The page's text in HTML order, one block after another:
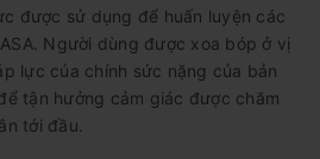
được sử dụng để huấn luyện các
Người dùng được xoa bóp ở vị
lực của chính sức nặng của bản
tận hưởng cảm giác được chăm
tới đầu.